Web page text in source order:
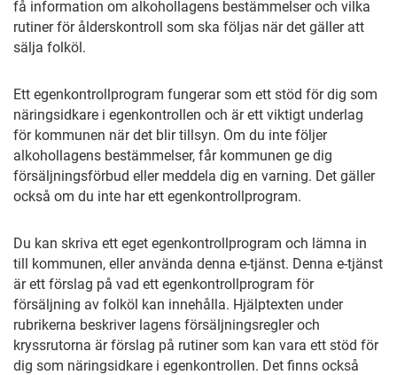
få information om alkohollagens bestämmelser och vilka
rutiner för ålderskontroll som ska följas när det gäller att
sälja folköl.
Ett egenkontrollprogram fungerar som ett stöd för dig som
näringsidkare i egenkontrollen och är ett viktigt underlag
för kommunen när det blir tillsyn. Om du inte följer
alkohollagens bestämmelser, får kommunen ge dig
försäljningsförbud eller meddela dig en varning. Det gäller
också om du inte har ett egenkontrollprogram.
Du kan skriva ett eget egenkontrollprogram och lämna in
till kommunen, eller använda denna e-tjänst. Denna e-tjänst
är ett förslag på vad ett egenkontrollprogram för
försäljning av folköl kan innehålla. Hjälptexten under
rubrikerna beskriver lagens försäljningsregler och
kryssrutorna är förslag på rutiner som kan vara ett stöd för
dig som näringsidkare i egenkontrollen. Det finns också